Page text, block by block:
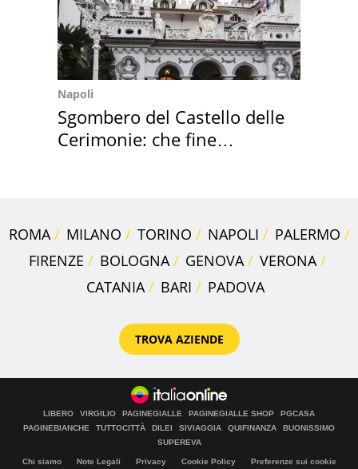
Napoli
Sgombero del Castello delle
Cerimonie: che fine
ROMA MILANO TORINO NAPOLI
PALERMO
FIRENZE
BOLOGNA GENOVA
VERONA
CATANIA
BARI PADOVA
TROVA AZIENDE
LIBERO VIRGILIO PAGINEGIALLE PAGINEGIALLE SHOP
PGCASA
PAGINEBIANCHE
TUTTOCITTÀ DILEI SIVIAGGIA QUIFINANZA
BUONISSIMO
SUPEREVA
Chi siamo Note Legali Privacy Cookie Policy
Preferenze sui cookie